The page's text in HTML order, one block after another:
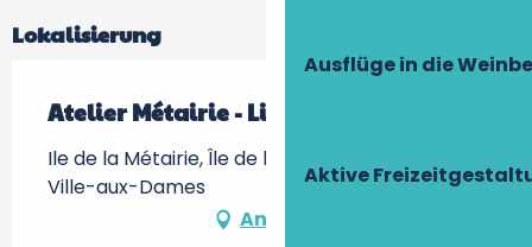
Ausflüge in die
Aktive
Lokalisierung
Atelier Métairie - Ligergame
Ile de la Métairie, Île de la Métairie -, 37700 La
Ville-aux-Dames
Anfahrt